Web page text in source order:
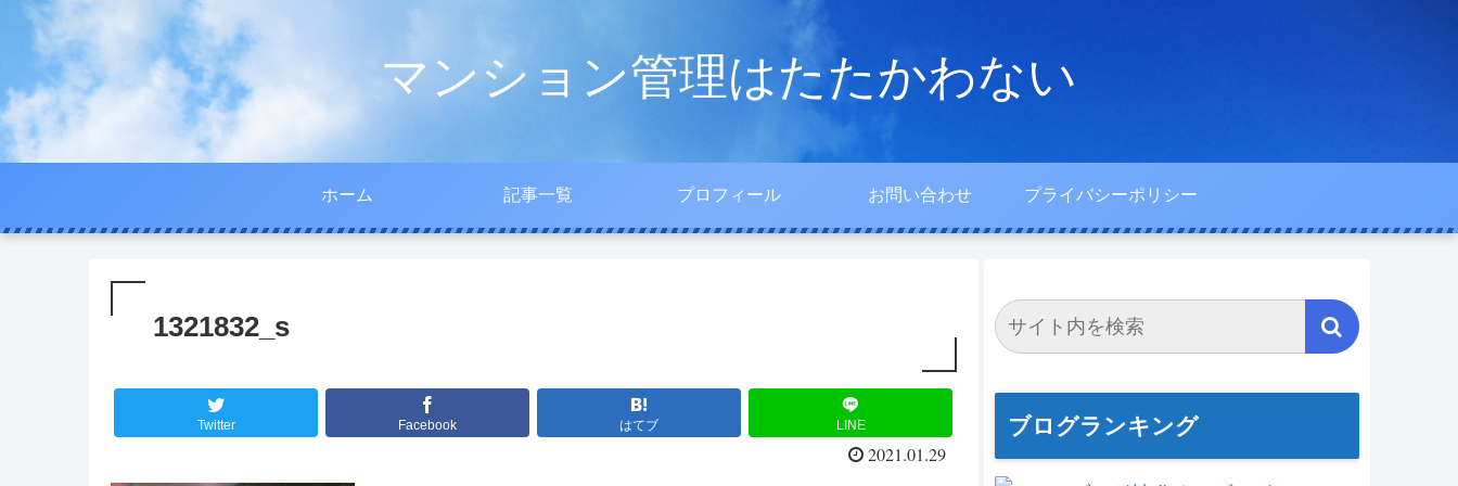
マンション管理はたたかわない
ホーム 記事一覧 プロフィール お問い合わせ プライバシーポリシー
1321832_s
Twitter Facebook はてブ LINE
2021.01.29
ブログランキング